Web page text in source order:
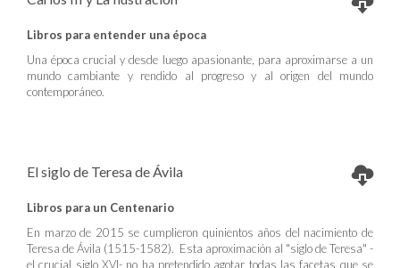
Libros para entender una época
Una época crucial y desde luego apasionante, para aproximarse a un
mundo cambiante y rendido al progreso y al origen del mundo
contemporáneo.
El siglo de Teresa de Ávila
Libros para un Centenario
En marzo de 2015 se cumplieron quinientos años del nacimiento de
Teresa de Ávila (1515-1582). Esta aproximación al "siglo de Teresa" -
el crucial siglo XVI- no ha pretendido agotar todas las facetas que se